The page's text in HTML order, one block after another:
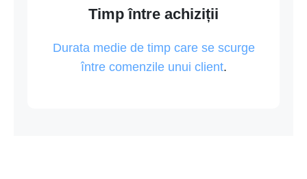
Timp între achiziții
Durata medie de timp care se scurge
între comenzile unui client.